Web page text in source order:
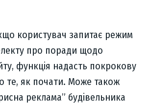
користувач запитає режим
про поради щодо
функція надасть покрокову
те, як почати. Може також
реклама” будівельника